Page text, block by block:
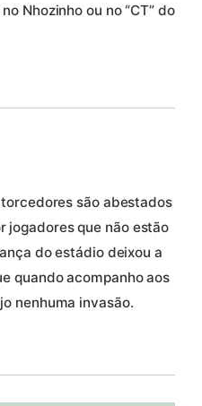
Nhozinho ou no “CT” do
torcedores são abestados
jogadores que não estão
do estádio deixou a
quando acompanho aos
nenhuma invasão.